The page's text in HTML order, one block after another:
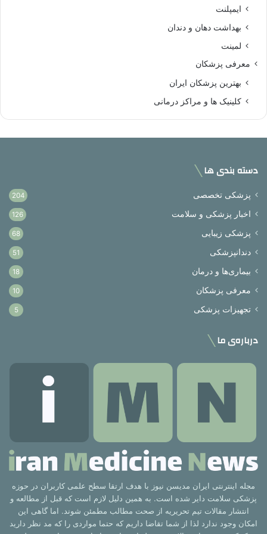
ایمپلنت
بهداشت دهان و دندان
لمینت
معرفی پزشکان
بهترین پزشکان ایران
کلینیک ها و مراکز درمانی
دسته بندی ها
پزشکی تخصصی 204
اخبار پزشکی و سلامت 126
پزشکی زیبایی 68
دندانپزشکی 51
بیماری‌ها و درمان 18
معرفی پزشکان 10
تجهیزات پزشکی 5
درباره‌ی ما
مجله اینترنتی ایران مدیسن نیوز با هدف ارتقا سطح علمی کاربران در حوزه
پزشکی سلامت دایر شده است. به همین دلیل لازم است که قبل از مطالعه و
انتشار مقالات تیم تحریریه از صحت مطالب مطمئن شوند. اما گاهی این
امکان وجود ندارد لذا از شما تقاضا داریم که حتما مواردی را که مد نظر دارید